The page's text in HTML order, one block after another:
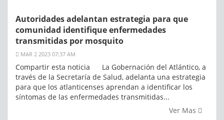
Autoridades adelantan estrategia para que
comunidad identifique enfermedades
transmitidas por mosquito
MAR 2 2023 07:37 AM
Compartir esta noticia La Gobernación del Atlántico, a
través de la Secretaría de Salud, adelanta una estrategia
para que los atlanticenses aprendan a identificar los
síntomas de las enfermedades transmitidas...
Ver Mas